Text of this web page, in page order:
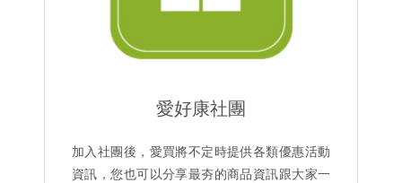
愛好康社團
加入社團後，愛買將不定時提供各類優惠活動
資訊，您也可以分享最夯的商品資訊跟大家一